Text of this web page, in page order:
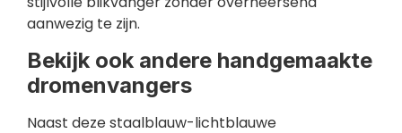
aanwezig te zijn.
Bekijk ook andere handgemaakte
dromenvangers
Naast deze staalblauw-lichtblauwe